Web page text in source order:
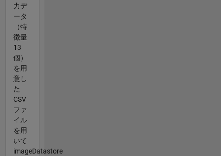
力デ
ータ
（特
徴量
13
個）
を用
意し
た
CSV
ファ
イル
を用
いて
imageDatastore